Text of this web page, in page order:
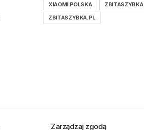
Zarządzaj zgodą
XIAOMI POLSKA
ZBITASZYBKA
ZBITASZYBKA.PL